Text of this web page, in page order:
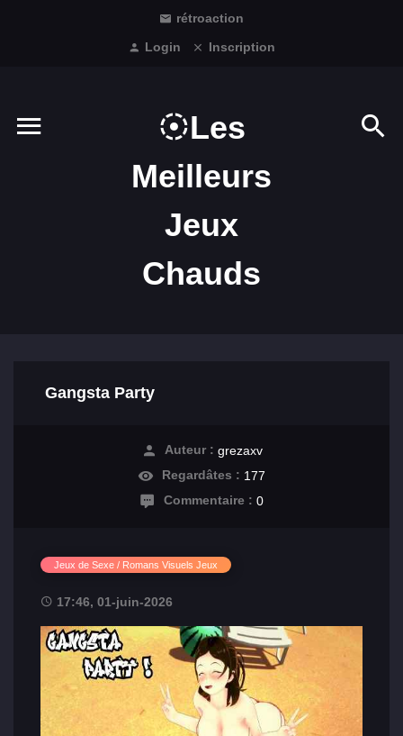
rétroaction
Login
Inscription
Les
Meilleurs
Jeux
Chauds
Gangsta Party
Auteur : grezaxv
Regardâtes : 177
Commentaire : 0
Jeux de Sexe / Romans Visuels Jeux
17:46, 01-juin-2026